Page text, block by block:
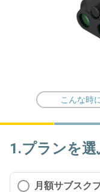
こんな時
1.プランを選
月額サブスク